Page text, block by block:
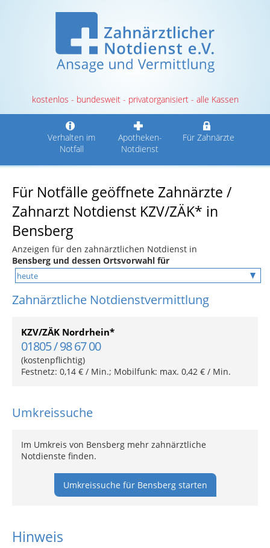
kostenlos - bundesweit - privatorganisiert - alle Kassen
Verhalten im
Notfall
Apotheken-
Notdienst
Für Zahnärzte
Für Notfälle geöffnete Zahnärzte /
Zahnarzt Notdienst KZV/ZÄK* in
Bensberg
Anzeigen für den zahnärztlichen Notdienst in
Bensberg und dessen Ortsvorwahl für
Zahnärztliche Notdienstvermittlung
KZV/ZÄK Nordrhein*
01805 / 98 67 00
(kostenpflichtig)
Festnetz: 0,14 € / Min.; Mobilfunk: max. 0,42 € / Min.
Umkreissuche
Im Umkreis von Bensberg mehr zahnärztliche
Notdienste finden.
Umkreissuche für Bensberg starten
Hinweis